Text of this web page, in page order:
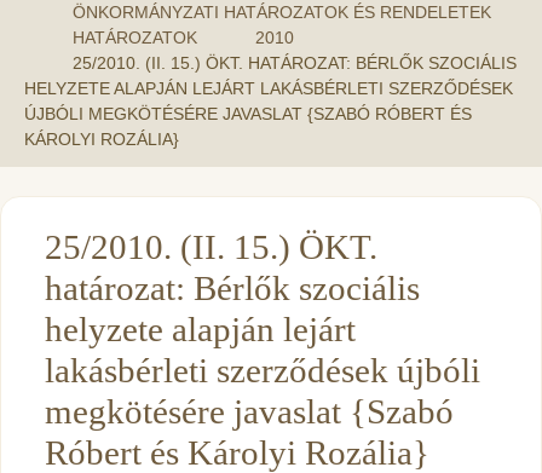
ÖNKORMÁNYZATI HATÁROZATOK ÉS RENDELETEK
HATÁROZATOK
2010
25/2010. (II. 15.) ÖKT. HATÁROZAT: BÉRLŐK SZOCIÁLIS
HELYZETE ALAPJÁN LEJÁRT LAKÁSBÉRLETI SZERZŐDÉSEK
ÚJBÓLI MEGKÖTÉSÉRE JAVASLAT {SZABÓ RÓBERT ÉS
KÁROLYI ROZÁLIA}
25/2010. (II. 15.) ÖKT.
határozat: Bérlők szociális
helyzete alapján lejárt
lakásbérleti szerződések újbóli
megkötésére javaslat {Szabó
Róbert és Károlyi Rozália}